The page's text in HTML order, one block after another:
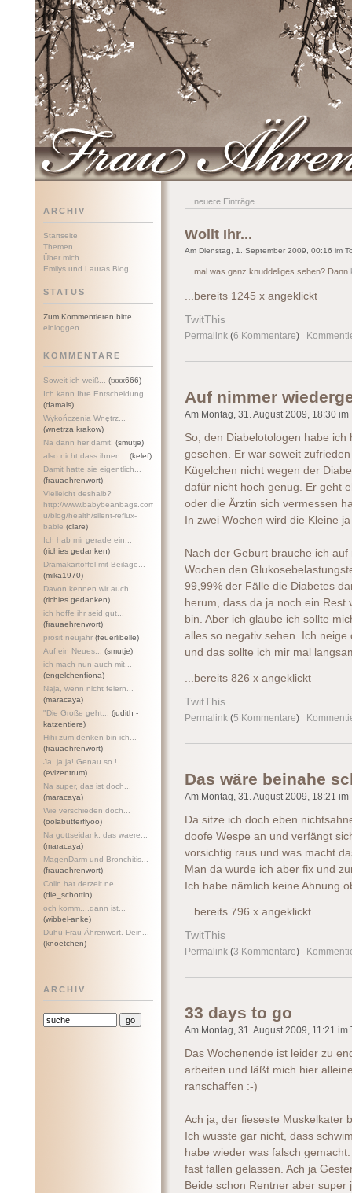
ARCHIV
Startseite
Themen
Über mich
Emilys und Lauras Blog
STATUS
Zum Kommentieren bitte
einloggen
KOMMENTARE
Soweit ich weiß...
(txxx666)
Ich kann Ihre Entscheidung...
(damals)
Wykończenia Wnętrz...
(wnetrza krakow)
Na dann her damit! (smutje)
also nicht dass ihnen...
(kelef)
Damit hatte sie eigentlich...
(frauaehrenwort)
Vielleicht deshalb?
http://www.babybeanbags.com.a
u/blog/health/silent-reflux-
babie (clare)
Ich hab mir gerade ein...
(richies gedanken)
Dramakartoffel mit Beilage...
(mika1970)
Davon kennen wir auch...
(richies gedanken)
ich hoffe ihr seid gut...
(frauaehrenwort)
prosit neujahr (feuerlibelle)
Auf ein Neues...
(smutje)
ich mach nun auch mit...
(engelchenfiona)
Naja, wenn nicht feiern...
(maracaya)
"Die Große geht...
(judith -
katzentiere)
Hihi zum denken bin ich...
(frauaehrenwort)
Ja, ja ja! Genau so !...
(evizentrum)
Na super, das ist doch...
(maracaya)
Wie verschieden doch...
(oolabutterflyoo)
Na gottseidank, das waere...
(maracaya)
MagenDarm und Bronchitis...
(frauaehrenwort)
Colin hat derzeit ne...
(die_schottin)
och komm....dann ist...
(wibbel-anke)
Duhu Frau Ährenwort. Dein...
(knoetchen)
ARCHIV
neuere Einträge
Wollt Ihr...
Am Dienstag, 1. September 2009, 00:16 im
... mal was ganz knuddeliges sehen? Dann
...bereits 1245 x angeklickt
TwitThis
Permalink (6 Kommentare)
Auf nimmer
Am Montag, 31. August 2009, 18:30 im
So, den Diabelotologen habe
gesehen. Er war soweit
Kügelchen nicht wegen der
dafür nicht hoch genug. Er geht
oder die Ärztin sich vermessen
In zwei Wochen wird die Kleine
Nach der Geburt brauche ich
Wochen den
99,99% der Fälle die Diabetes
herum, dass da ja noch ein Rest
bin. Aber ich glaube ich sollte
alles so negativ sehen. Ich
und das sollte ich mir mal
...bereits 826 x angeklickt
TwitThis
Permalink (5 Kommentare)
Das wäre beinahe
Am Montag, 31. August 2009, 18:21 im
Da sitze ich doch eben
doofe Wespe an und verfängt
vorsichtig raus und was macht
Man da wurde ich aber fix und
Ich habe nämlich keine Ahnung
...bereits 796 x angeklickt
TwitThis
Permalink (3 Kommentare)
33 days to go
Am Montag, 31. August 2009, 11:21 im
Das Wochenende ist leider zu
arbeiten und läßt mich hier
ranschaffen :-)
Ach ja, der fieseste Muskelkater
Ich wusste gar nicht, dass
habe wieder was falsch
fast fallen gelassen. Ach ja
Beide schon Rentner aber